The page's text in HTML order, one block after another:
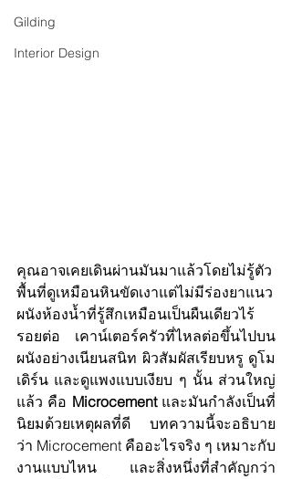
Gilding
Interior Design
คุณอาจเคยเดินผ่านมันมาแล้วโดยไม่รู้ตัว
พื้นที่ดูเหมือนหินขัดเงาแต่ไม่มีร่องยาแนว
ผนังห้องน้ำที่รู้สึกเหมือนเป็นผืนเดียวไร้
รอยต่อ เคาน์เตอร์ครัวที่ไหลต่อขึ้นไปบน
ผนังอย่างเนียนสนิท ผิวสัมผัสเรียบหรู ดูโม
เดิร์น และดูแพงแบบเงียบ ๆ นั้น ส่วนใหญ่
แล้ว คือ Microcement และมันกำลังเป็นที่
นิยมด้วยเหตุผลที่ดี บทความนี้จะอธิบาย
ว่า Microcement คืออะไรจริง ๆ เหมาะกับ
งานแบบไหน และสิ่งหนึ่งที่สำคัญกว่า